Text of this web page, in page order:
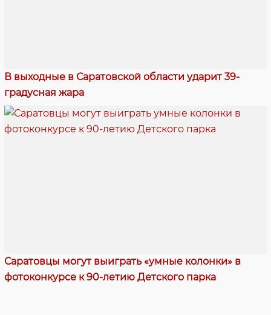
В выходные в Саратовской области ударит 39-
градусная жара
Саратовцы могут выиграть «умные колонки» в
фотоконкурсе к 90-летию Детского парка